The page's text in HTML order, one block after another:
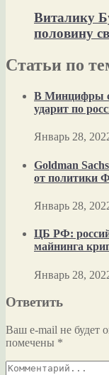
Виталику
половину
Статьи по
В Минцифры
ударит по
Январь 28,
Goldman
от политики
Январь 28,
ЦБ РФ:
майнинга
Январь 28,
Ответить
Ваш e-mail не будет
помечены *